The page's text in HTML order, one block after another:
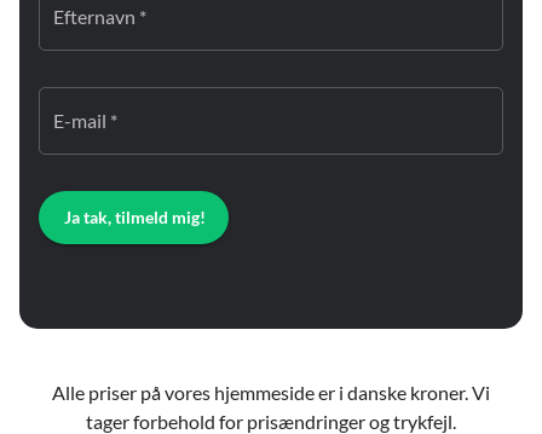
Efternavn *
E-mail *
Ja tak, tilmeld mig!
Alle priser på vores hjemmeside er i danske kroner. Vi
tager forbehold for prisændringer og trykfejl.